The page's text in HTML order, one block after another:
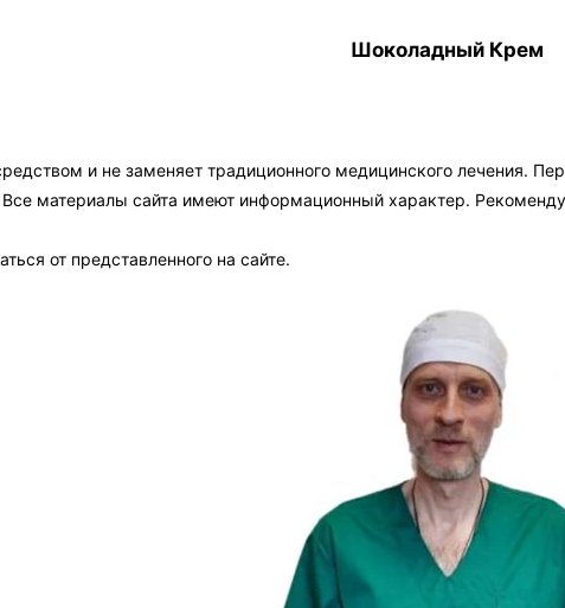
Шоколадный Крем
и не заменяет традиционного медицинского лечения.
Все материалы сайта имеют информационный характер.
от представленного на сайте.